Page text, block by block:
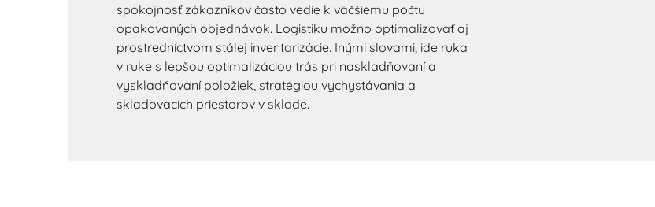
spokojnosť zákazníkov často vedie k väčšiemu počtu
opakovaných objednávok. Logistiku možno optimalizovať aj
prostredníctvom stálej inventarizácie. Inými slovami, ide ruka
v ruke s lepšou optimalizáciou trás pri naskladňovaní a
vyskladňovaní položiek, stratégiou vychystávania a
skladovacích priestorov v sklade.